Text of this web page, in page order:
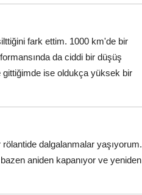
fark ettim. 1000 km'de bir
da ciddi bir düşüş
gittiğimde ise oldukça yüksek bir
dalgalanmalar yaşıyorum.
aniden kapanıyor ve yeniden